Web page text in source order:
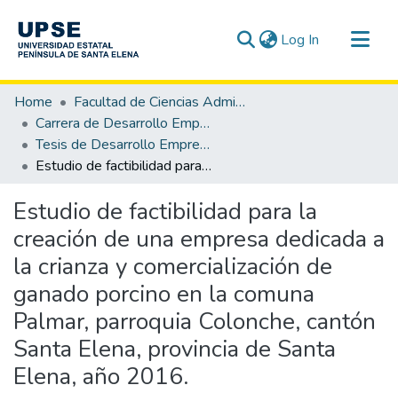
Log In (current)
Communities & Collections
All of DSpace
Statistics
Home
Facultad de Ciencias Administrativas
Carrera de Desarrollo Empresarial
Tesis de Desarrollo Empresarial
Estudio de factibilidad para la creación de una empresa dedicada a la crianza y comercialización de ganado porcino en la comuna Palmar, parroquia Colonche, cantón Santa Elena, provincia de Santa Elena, año 2016.
Estudio de factibilidad para la
creación de una empresa dedicada a
la crianza y comercialización de
ganado porcino en la comuna
Palmar, parroquia Colonche, cantón
Santa Elena, provincia de Santa
Elena, año 2016.